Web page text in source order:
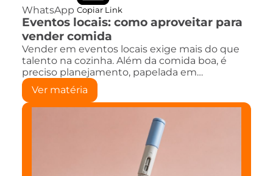
WhatsApp Copiar Link
Eventos locais: como aproveitar para
vender comida
Vender em eventos locais exige mais do que
talento na cozinha. Além da comida boa, é
preciso planejamento, papelada em…
Ver matéria